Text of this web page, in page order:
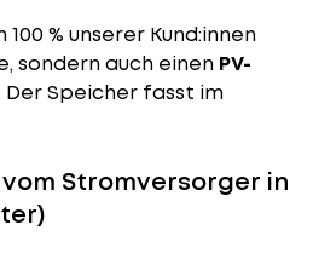
% unserer Kund:innen
sondern auch einen PV-
Der Speicher fasst im
Stromversorger in